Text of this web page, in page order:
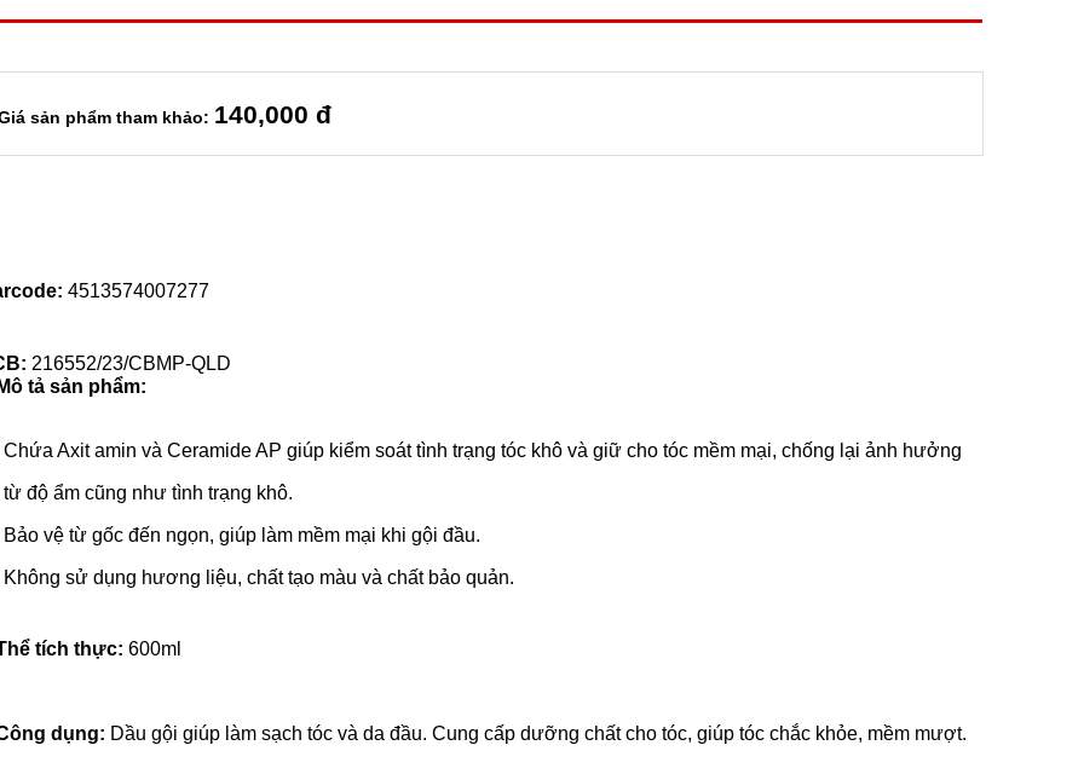
sản phẩm tham khảo: 140,000 đ
4513574007277
216552/23/CBMP-QLD
tả sản phẩm:
Chứa Axit amin và Ceramide AP giúp kiểm soát tình trạng tóc khô và giữ cho tóc mềm mại, chống lại ảnh hưởng
từ độ ẩm cũng như tình trạng khô.
Bảo vệ từ gốc đến ngọn, giúp làm mềm mại khi gội đầu.
Không sử dụng hương liệu, chất tạo màu và chất bảo quản.
tích thực: 600ml
dụng: Dầu gội giúp làm sạch tóc và da đầu. Cung cấp dưỡng chất cho tóc, giúp tóc chắc khỏe, mềm mượt.